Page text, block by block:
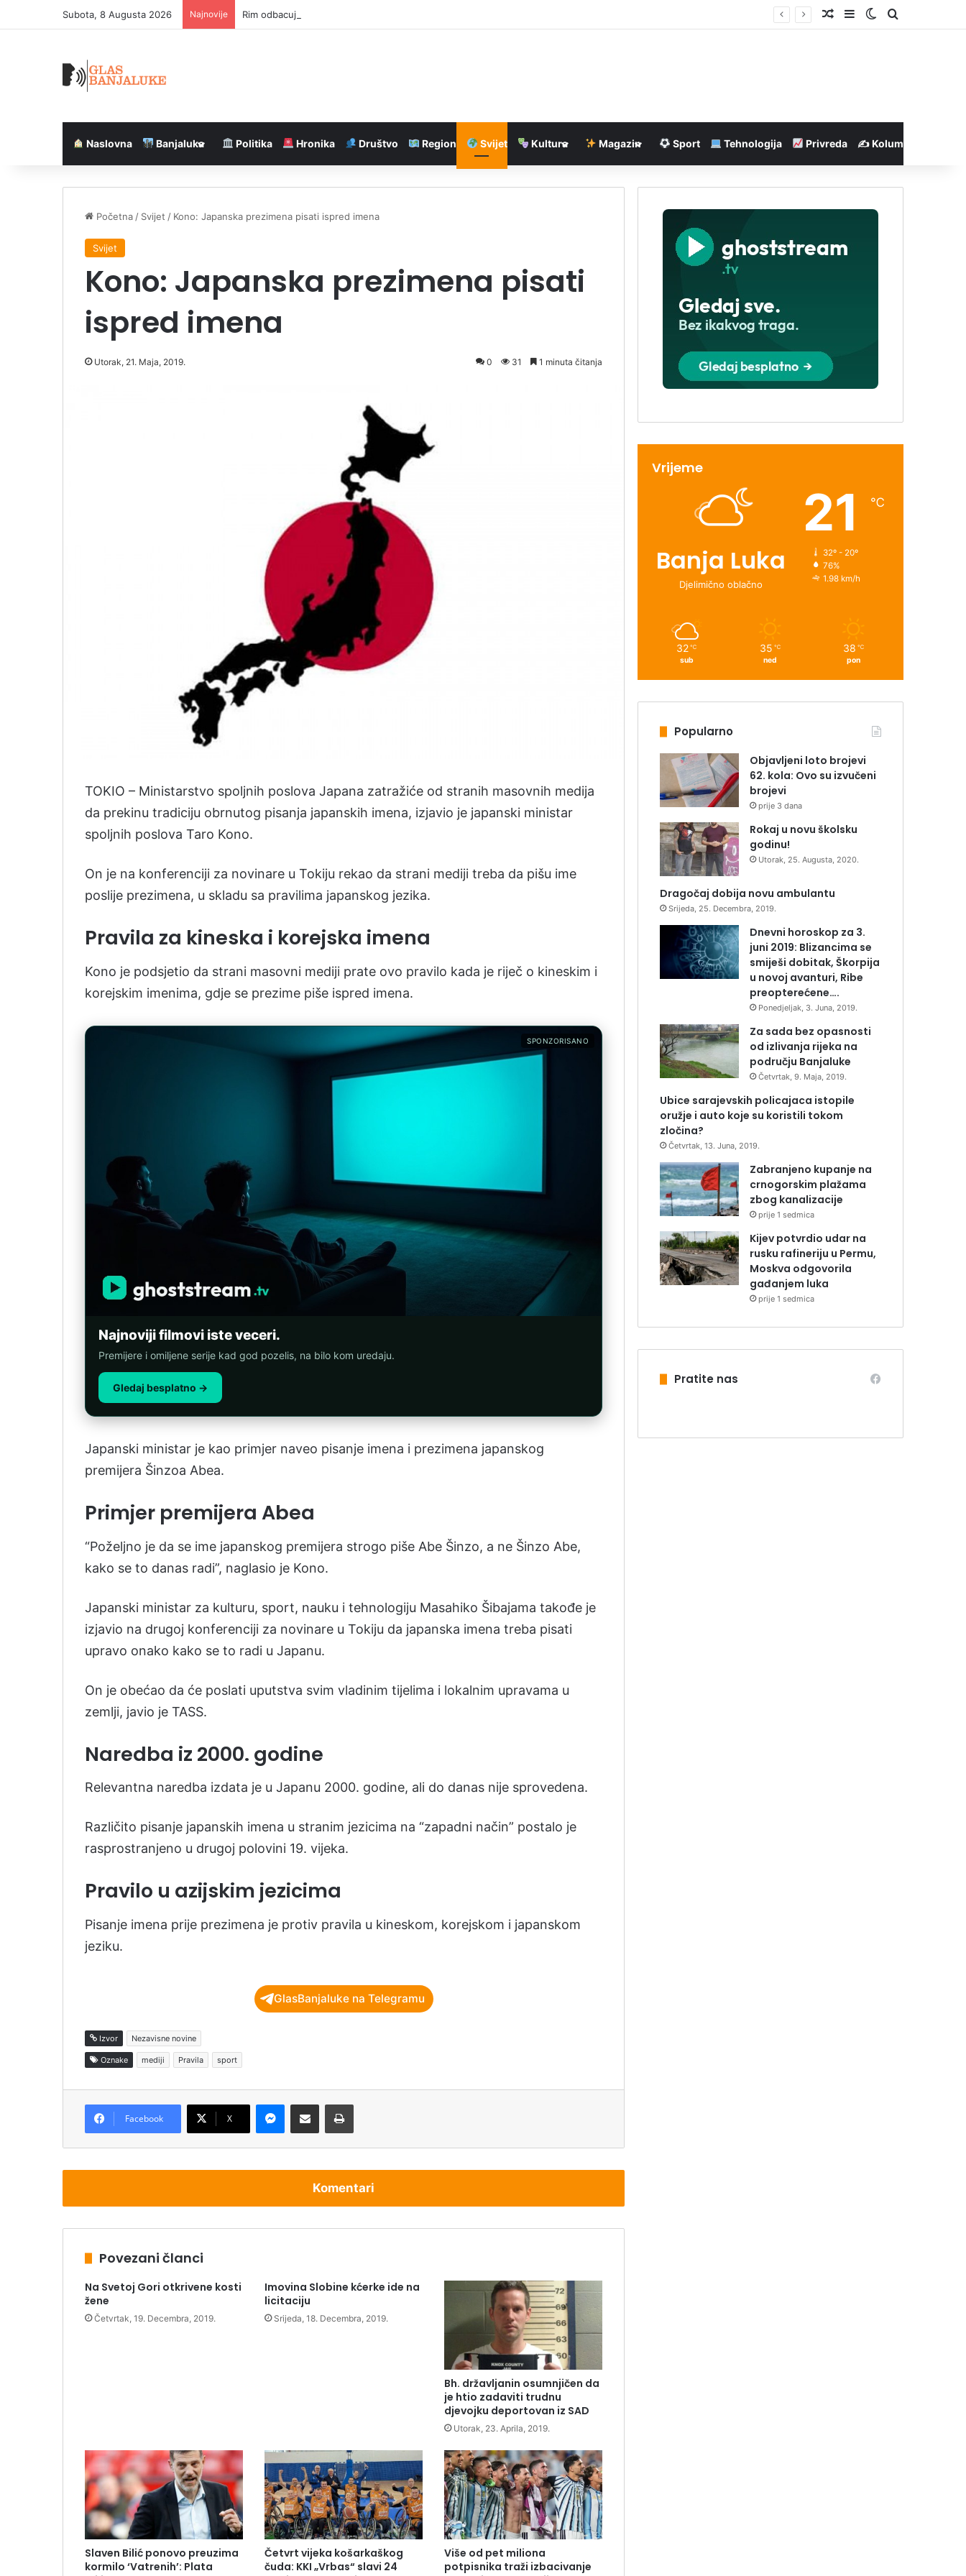
Subota, 8 Augusta 2026 Najnovije Rim odbacuje španski ultimatum zbog kontrola na granici Nasumičan članak
SidebarSwitch skin
Pretraga
Naslovna Banjaluka Politika Hronika Društvo Region Svijet Kultura Magazin Sport Tehnologija Privreda ✍️ Kolumne
Početna / Svijet / Kono: Japanska prezimena pisati ispred imena
Svijet
Kono: Japanska prezimena pisati
ispred imena
Utorak, 21. Maja, 2019. 0 31 1 minuta čitanja
TOKIO – Ministarstvo spoljnih poslova Japana zatražiće od stranih masovnih medija
da prekinu tradiciju obrnutog pisanja japanskih imena, izjavio je japanski ministar
spoljnih poslova Taro Kono.
On je na konferenciji za novinare u Tokiju rekao da strani mediji treba da pišu ime
poslije prezimena, u skladu sa pravilima japanskog jezika.
Pravila za kineska i korejska imena
Kono je podsjetio da strani masovni mediji prate ovo pravilo kada je riječ o kineskim i
korejskim imenima, gdje se prezime piše ispred imena.
SPONZORISANO
Najnoviji filmovi iste veceri.
Premijere i omiljene serije kad god pozelis, na bilo kom uredaju.
Gledaj besplatno →
Japanski ministar je kao primjer naveo pisanje imena i prezimena japanskog
premijera Šinzoa Abea.
Primjer premijera Abea
“Poželjno je da se ime japanskog premijera strogo piše Abe Šinzo, a ne Šinzo Abe,
kako se to danas radi”, naglasio je Kono.
Japanski ministar za kulturu, sport, nauku i tehnologiju Masahiko Šibajama takođe je
izjavio na drugoj konferenciji za novinare u Tokiju da japanska imena treba pisati
upravo onako kako se to radi u Japanu.
On je obećao da će poslati uputstva svim vladinim tijelima i lokalnim upravama u
zemlji, javio je TASS.
Naredba iz 2000. godine
Relevantna naredba izdata je u Japanu 2000. godine, ali do danas nije sprovedena.
Različito pisanje japanskih imena u stranim jezicima na “zapadni način” postalo je
rasprostranjeno u drugoj polovini 19. vijeka.
Pravilo u azijskim jezicima
Pisanje imena prije prezimena je protiv pravila u kineskom, korejskom i japanskom
jeziku.
GlasBanjaluke na Telegramu
Izvor Nezavisne novine
Oznake mediji Pravila sport
Facebook X
Komentari
Povezani članci
Na Svetoj Gori otkrivene kosti
žene
Četvrtak, 19. Decembra, 2019.
Imovina Slobine kćerke ide na
licitaciju
Srijeda, 18. Decembra, 2019.
Bh. državljanin osumnjičen da
je htio zadaviti trudnu
djevojku deportovan iz SAD
Utorak, 23. Aprila, 2019.
Slaven Bilić ponovo preuzima
kormilo ‘Vatrenih’: Plata
Četvrt vijeka košarkaškog
čuda: KKI „Vrbas“ slavi 24
Više od pet miliona
potpisnika traži izbacivanje
Vrijeme
Banja Luka
Djelimično oblačno
21 ℃
32º - 20º
76%
1.98 km/h
32 ℃
sub
35 ℃
ned
38 ℃
pon
Popularno
Objavljeni loto brojevi
62. kola: Ovo su izvučeni
brojevi
prije 3 dana
Rokaj u novu školsku
godinu!
Utorak, 25. Augusta, 2020.
Dragočaj dobija novu ambulantu
Srijeda, 25. Decembra, 2019.
Dnevni horoskop za 3.
juni 2019: Blizancima se
smiješi dobitak, Škorpija
u novoj avanturi, Ribe
preopterećene….
Ponedjeljak, 3. Juna, 2019.
Za sada bez opasnosti
od izlivanja rijeka na
području Banjaluke
Četvrtak, 9. Maja, 2019.
Ubice sarajevskih policajaca istopile
oružje i auto koje su koristili tokom
zločina?
Četvrtak, 13. Juna, 2019.
Zabranjeno kupanje na
crnogorskim plažama
zbog kanalizacije
prije 1 sedmica
Kijev potvrdio udar na
rusku rafineriju u Permu,
Moskva odgovorila
gađanjem luka
prije 1 sedmica
Pratite nas